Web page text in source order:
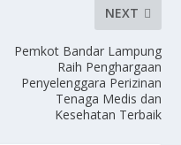
NEXT
Pemkot Bandar Lampung
Raih Penghargaan
Penyelenggara Perizinan
Tenaga Medis dan
Kesehatan Terbaik